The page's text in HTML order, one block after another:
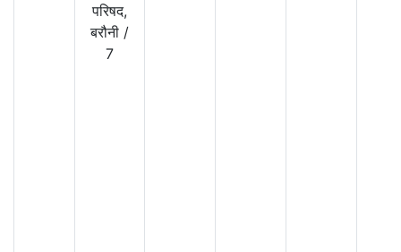
परिषद,
बरौनी /
7